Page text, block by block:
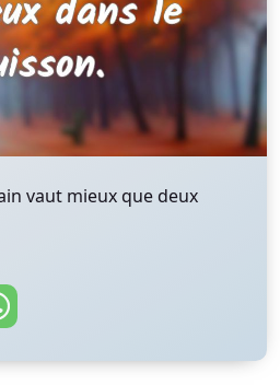
vaut mieux que deux